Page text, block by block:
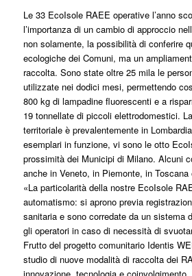
Le 33 EcoIsole RAEE operative l’anno
l’importanza di un cambio di approccio
non solamente, la possibilità di conferire
ecologiche dei Comuni, ma un
raccolta. Sono state oltre 25 mila le
utilizzate nei dodici mesi, permettendo
800 kg di lampadine fluorescenti e a
19 tonnellate di piccoli elettrodomestici.
territoriale è prevalentemente in
esemplari in funzione, vi sono le otto
prossimità dei Municipi di Milano. Alcuni
anche in Veneto, in Piemonte, in Toscana
«La particolarità della nostre EcoIsole
automatismo: si aprono previa
sanitaria e sono corredate da un sistema
gli operatori in caso di necessità di
Frutto del progetto comunitario Identis
studio di nuove modalità di raccolta dei